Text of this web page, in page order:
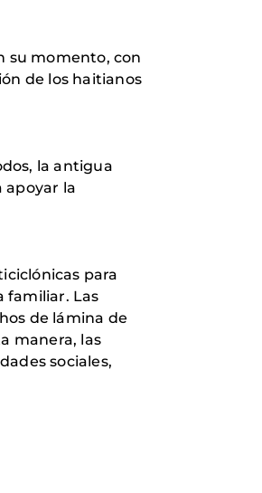
su momento, con
de los haitianos
la antigua
apoyar la
para
familiar. Las
de lámina de
manera, las
sociales,